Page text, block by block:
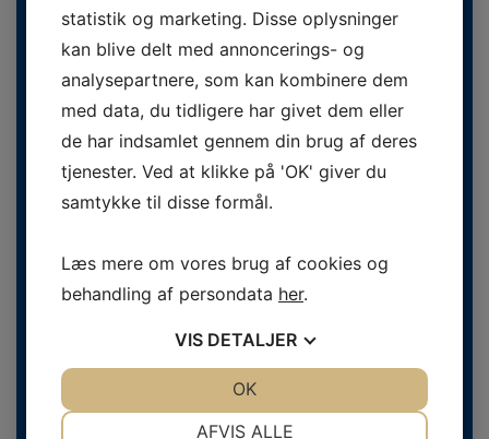
Danske Fodterapeuter
Svend Aukens Plads 11, 2. sal
DK-2300 København S
Åbningstider
CVR:
statistik og marketing. Disse oplysninger
kan blive delt med annoncerings- og
analysepartnere, som kan kombinere dem
med data, du tidligere har givet dem eller
de har indsamlet gennem din brug af deres
tjenester. Ved at klikke på 'OK' giver du
samtykke til disse formål.
Læs mere om vores brug af cookies og
behandling af persondata her.
VIS DETALJER
AFVIS ALLE
OK